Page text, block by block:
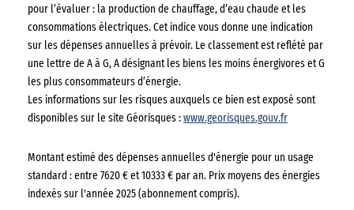
pour l’évaluer : la production de chauffage, d’eau chaude et les
consommations électriques. Cet indice vous donne une indication
sur les dépenses annuelles à prévoir. Le classement est reflété par
une lettre de A à G, A désignant les biens les moins énergivores et G
les plus consommateurs d’énergie.
Les informations sur les risques auxquels ce bien est exposé sont
disponibles sur le site Géorisques : www.georisques.gouv.fr
Montant estimé des dépenses annuelles d'énergie pour un usage
standard : entre 7620 € et 10333 € par an. Prix moyens des énergies
indexés sur l'année 2025 (abonnement compris).